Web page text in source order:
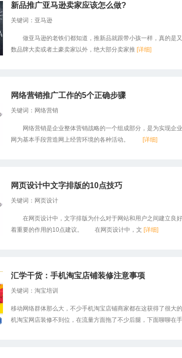
新品推广亚马逊卖家应该怎么做?
关键词：亚马逊
做亚马逊的老铁们都知道，推新品就跟带小孩一样，真的是
数品牌大卖或者土豪卖家以外，绝大部分卖家推 [详细]
网络营销推广工作的5个正确步骤
关键词：网络营销
网络营销是企业整体营销战略的一个组成部分，是为实现企
网为基本手段营造网上经营环境的各种活动。 [详细]
网页设计中文字排版的10点技巧
关键词：网页设计
在网页设计中，文字排版为什么对于网站和用户之间建立良
着重要的作用的10点建议。 在网页设计中，文 [详细]
汇学干货：手机淘宝店铺装修注意事项
关键词：淘宝培训
移动网络群体那么大，不少手机淘宝店铺商家都在这获得了很大
机淘宝网店装修不到位，在流量方面拖了不少后腿，下面聊聊在手